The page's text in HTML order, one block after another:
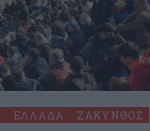
ΕΛΛΆΔΑ ΖΆΚΥΝΘΟΣ